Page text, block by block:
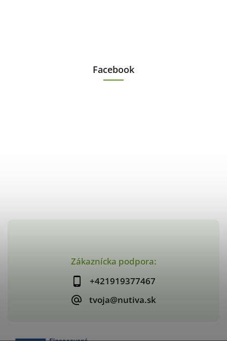
Zákaznícka podpora:
+421919377467
tvoja@nutiva.sk
Facebook